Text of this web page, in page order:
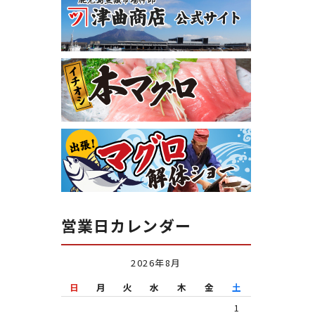
営業日カレンダー
2026年8月
日
月 火 水 木 金
土
1